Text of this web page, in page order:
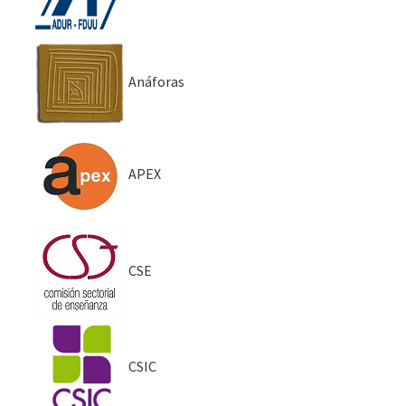
Anáforas
APEX
CSE
CSIC